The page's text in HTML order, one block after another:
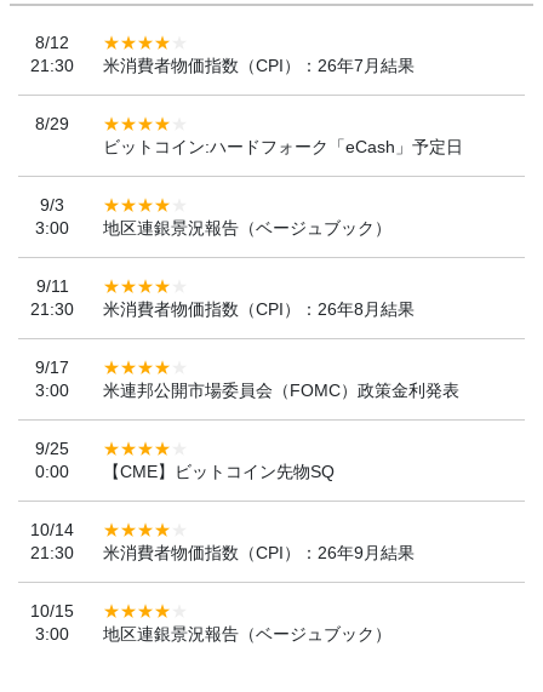
8/12
21:30
米消費者物価指数（CPI）：26年7月結果
8/29
ビットコイン:ハードフォーク「eCash」予定日
9/3
3:00
地区連銀景況報告（ベージュブック）
9/11
21:30
米消費者物価指数（CPI）：26年8月結果
9/17
3:00
米連邦公開市場委員会（FOMC）政策金利発表
9/25
0:00
【CME】ビットコイン先物SQ
10/14
21:30
米消費者物価指数（CPI）：26年9月結果
10/15
3:00
地区連銀景況報告（ベージュブック）